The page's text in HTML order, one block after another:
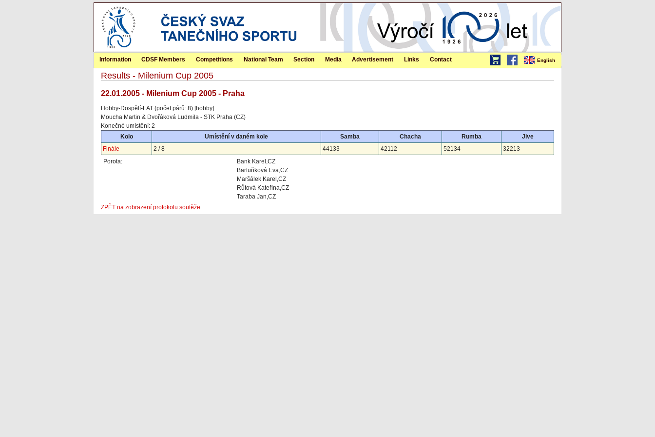
English
Information CDSF Members Competitions National Team Section Media Advertisement Links Contact
Results - Milenium Cup 2005
22.01.2005 - Milenium Cup 2005 - Praha
Hobby-Dospělí-LAT (počet párů: 8) [hobby]
Moucha Martin & Dvořáková Ludmila - STK Praha (CZ)
Konečné umístění: 2
Kolo
Umístění v daném kole Samba Chacha Rumba
Jive
Finále
2 / 8 44133 42112 52134
32213
Porota:
Bank Karel,CZ
Bartuňková Eva,CZ
Maršálek Karel,CZ
Růtová Kateřina,CZ
Taraba Jan,CZ
ZPĚT na zobrazení protokolu soutěže